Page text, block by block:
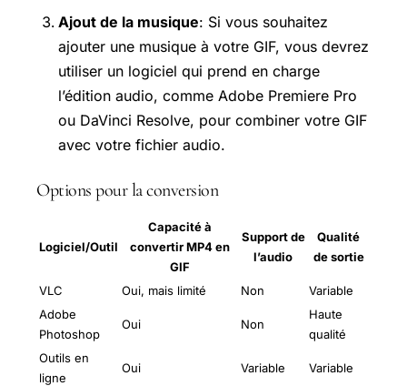
Ajout de la musique: Si vous souhaitez
ajouter une musique à votre GIF, vous devrez
utiliser un logiciel qui prend en charge
l’édition audio, comme Adobe Premiere Pro
ou DaVinci Resolve, pour combiner votre GIF
avec votre fichier audio.
Options pour la conversion
Logiciel/Outil
Capacité à
convertir MP4 en
GIF
Support de
l’audio
Qualité
de sortie
VLC Oui, mais limité Non
Variable
Adobe
Photoshop
Oui Non
Haute
qualité
Outils en
ligne
Oui Variable Variable